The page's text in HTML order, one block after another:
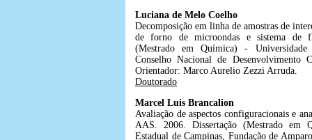
Luciana de Melo Coelho
Decomposição em linha de amostras de
de forno de microondas e sistema de
(Mestrado em Química) - Universidade
Conselho Nacional de Desenvolvimento
Orientador: Marco Aurelio Zezzi Arruda.
Doutorado
Marcel Luis Brancalion
Avaliação de aspectos configuracionais e
AAS. 2006. Dissertação (Mestrado em
Estadual de Campinas, Fundação de